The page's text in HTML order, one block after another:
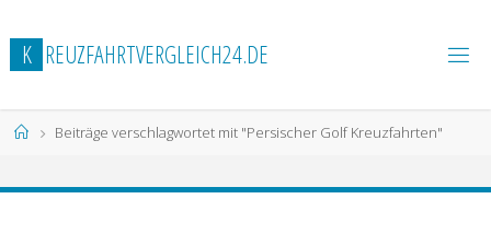
Inhalt
springen
K REUZFAHRTVERGLEICH24.DE
StartBeiträge verschlagwortet mit "Persischer Golf Kreuzfahrten"